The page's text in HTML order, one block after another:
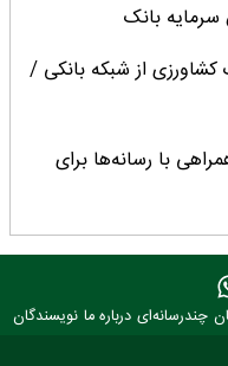
بانک
از شبکه بانکی /
با رسانه‌ها برای
دچار خدشه نشد
خبرنگاران بود
چندرسانه‌ای درباره ما نویسندگان